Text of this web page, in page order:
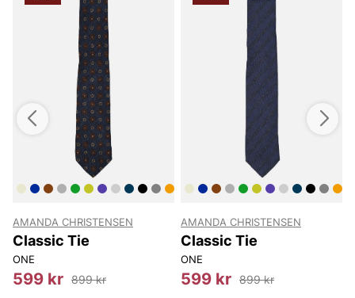
AMANDA CHRISTENSEN
Classic Tie
ONE
599 kr 899 kr
AMANDA CHRISTENSEN
Classic Tie
ONE
599 kr 899 kr